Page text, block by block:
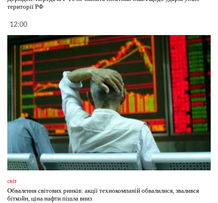
території РФ
12:00
світ
Обвалення світових ринків: акції технокомпаній обвалилися, звалився
біткойн, ціна нафти пішла вниз